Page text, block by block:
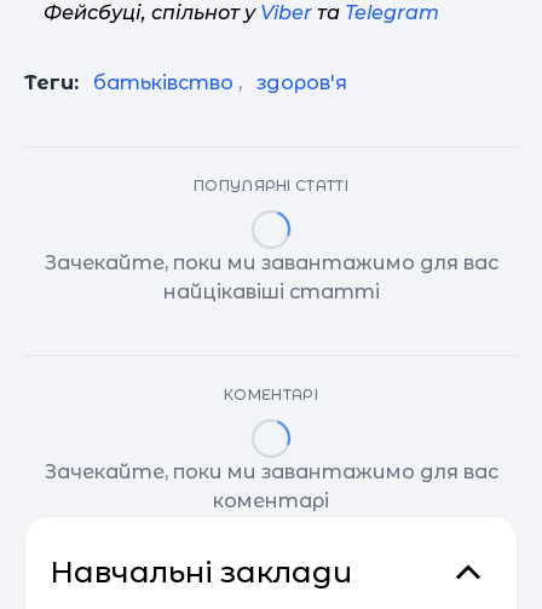
Фейсбуці, спільнот у Viber та Telegram
Теги: батьківство , здоров'я
ПОПУЛЯРНІ СТАТТІ
Зачекайте, поки ми завантажимо для вас
найцікавіші статті
КОМЕНТАРІ
Зачекайте, поки ми завантажимо для вас
коментарі
Навчальні заклади